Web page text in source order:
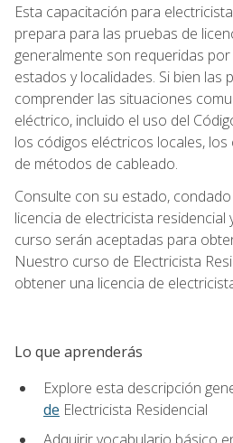
Esta capacitación para
prepara para las pruebas de
generalmente son requeridas
estados y localidades. Si bien las
comprender las situaciones
eléctrico, incluido el uso del
los códigos eléctricos locales,
de métodos de cableado.
Consulte con su estado,
licencia de electricista residencial
curso serán aceptadas para
Nuestro curso de Electricista
obtener una licencia de
Lo que aprenderás
Explore esta descripción
de Electricista Residencial
Adquirir vocabulario básico